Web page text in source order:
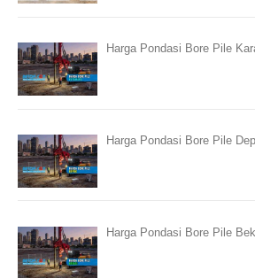
Harga Pondasi Bore Pile
Harga Pondasi Bore Pile
Harga Pondasi Bore Pile